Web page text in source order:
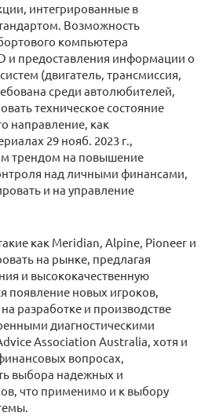
интегрированные в
Возможность
компьютера
и предоставления информации о
(двигатель, трансмиссия,
среди автолюбителей,
техническое состояние
направление, как
29 нояб. 2023 г.,
трендом на повышение
над личными финансами,
и на управление
как Meridian, Alpine, Pioneer и
на рынке, предлагая
и высококачественную
появление новых игроков,
разработке и производстве
диагностическими
Association Australia, хотя и
вопросах,
выбора надежных и
что применимо и к выбору